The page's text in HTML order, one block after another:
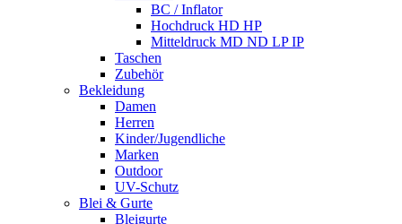
BC / Inflator
Hochdruck HD HP
Mitteldruck MD ND LP IP
Taschen
Zubehör
Bekleidung
Damen
Herren
Kinder/Jugendliche
Marken
Outdoor
UV-Schutz
Blei & Gurte
Bleigurte